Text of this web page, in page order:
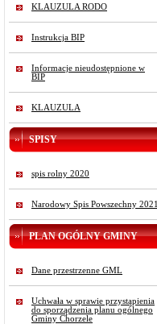
KLAUZULA RODO
Instrukcja BIP
Informacje nieudostępnione w
BIP
KLAUZULA
SPISY
spis rolny 2020
Narodowy Spis Powszechny 2021
PLAN OGÓLNY GMINY
Dane przestrzenne GML
Uchwała w sprawie przystąpienia
do sporządzenia planu ogólnego
Gminy Chorzele